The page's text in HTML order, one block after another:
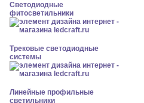
Светодиодные
фитосветильники
Трековые светодиодные
системы
Линейные профильные
светильники